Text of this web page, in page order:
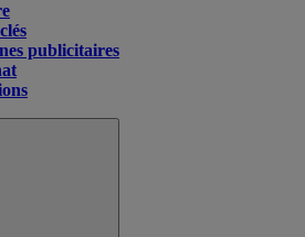
publicitaires